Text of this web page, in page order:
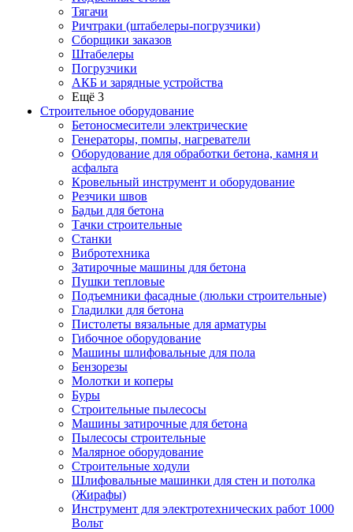
Тягачи
Ричтраки (штабелеры-погрузчики)
Сборщики заказов
Штабелеры
Погрузчики
АКБ и зарядные устройства
Ещё 3
Строительное оборудование
Бетоносмесители электрические
Генераторы, помпы, нагреватели
Оборудование для обработки бетона, камня и
асфальта
Кровельный инструмент и оборудование
Резчики швов
Бадьи для бетона
Тачки строительные
Станки
Вибротехника
Затирочные машины для бетона
Пушки тепловые
Подъемники фасадные (люльки строительные)
Гладилки для бетона
Пистолеты вязальные для арматуры
Гибочное оборудование
Машины шлифовальные для пола
Бензорезы
Молотки и коперы
Буры
Строительные пылесосы
Машины затирочные для бетона
Пылесосы строительные
Малярное оборудование
Строительные ходули
Шлифовальные машинки для стен и потолка
(Жирафы)
Инструмент для электротехнических работ 1000
Вольт